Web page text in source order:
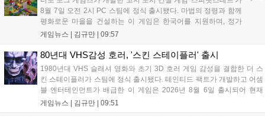
8월 7일 오전 2시 PC 스팀에 정식 출시됐다. 마법의 정령과 함께
평화로운 마을을 건설하는 이 게임은 한국어를 지원하며, 정가
10,700원에서 10% 할인된 9,630원에 판매된다. 플레이어는 어
고 정령을 활용해 공동체를 성장시킬 수 있다. 따뜻한 손그림 그
모으고 있다....
게임뉴스 | 김규만 | 09:57
80년대 VHS감성 호러, '스킨 스테이플러' 출시
1980년대 VHS 슬래셔 영화와 초기 3D 호러 게임 감성을 결합한 더 스
킨 스테이플러가 스팀에 정식 출시됐다. 테인티드 팩트가 개발하고 어셈
블 엔터테인먼트가 배급한 이 게임은 2026년 8월 6일 출시되어 현재
15,000원에 판매 중이다. 캐리언 시티를 배경으로 연쇄살인 사건을 추적
게임뉴스 | 김규만 | 09:51